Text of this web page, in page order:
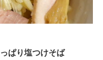
ぱり塩つけそば